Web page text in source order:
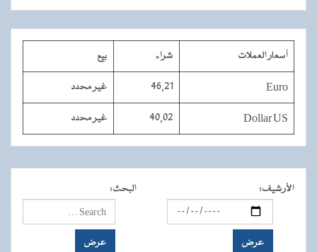
أسعار العملات شراء بيع
Euro
46,21 غير محدد
Dollar US
40,02 غير محدد
الأرشيف: البحث: